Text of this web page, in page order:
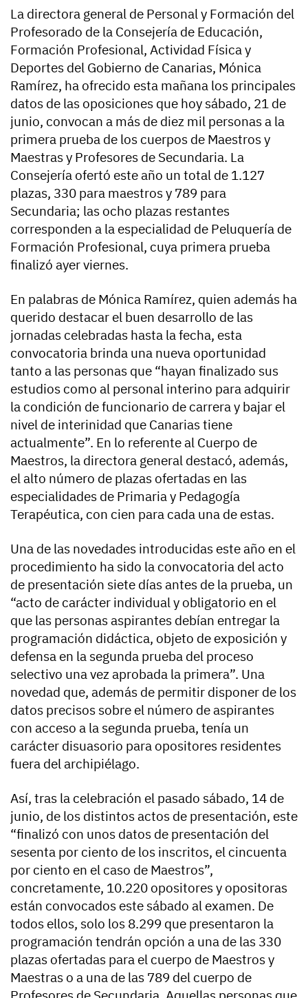
La directora general de Personal y Formación del
Profesorado de la Consejería de Educación,
Formación Profesional, Actividad Física y
Deportes del Gobierno de Canarias, Mónica
Ramírez, ha ofrecido esta mañana los principales
datos de las oposiciones que hoy sábado, 21 de
junio, convocan a más de diez mil personas a la
primera prueba de los cuerpos de Maestros y
Maestras y Profesores de Secundaria. La
Consejería ofertó este año un total de 1.127
plazas, 330 para maestros y 789 para
Secundaria; las ocho plazas restantes
corresponden a la especialidad de Peluquería de
Formación Profesional, cuya primera prueba
finalizó ayer viernes.
En palabras de Mónica Ramírez, quien además ha
querido destacar el buen desarrollo de las
jornadas celebradas hasta la fecha, esta
convocatoria brinda una nueva oportunidad
tanto a las personas que “hayan finalizado sus
estudios como al personal interino para adquirir
la condición de funcionario de carrera y bajar el
nivel de interinidad que Canarias tiene
actualmente”. En lo referente al Cuerpo de
Maestros, la directora general destacó, además,
el alto número de plazas ofertadas en las
especialidades de Primaria y Pedagogía
Terapéutica, con cien para cada una de estas.
Una de las novedades introducidas este año en el
procedimiento ha sido la convocatoria del acto
de presentación siete días antes de la prueba, un
“acto de carácter individual y obligatorio en el
que las personas aspirantes debían entregar la
programación didáctica, objeto de exposición y
defensa en la segunda prueba del proceso
selectivo una vez aprobada la primera”. Una
novedad que, además de permitir disponer de los
datos precisos sobre el número de aspirantes
con acceso a la segunda prueba, tenía un
carácter disuasorio para opositores residentes
fuera del archipiélago.
Así, tras la celebración el pasado sábado, 14 de
junio, de los distintos actos de presentación, este
“finalizó con unos datos de presentación del
sesenta por ciento de los inscritos, el cincuenta
por ciento en el caso de Maestros”,
concretamente, 10.220 opositores y opositoras
están convocados este sábado al examen. De
todos ellos, solo los 8.299 que presentaron la
programación tendrán opción a una de las 330
plazas ofertadas para el cuerpo de Maestros y
Maestras o a una de las 789 del cuerpo de